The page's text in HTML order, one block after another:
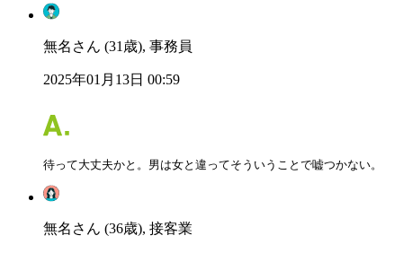
無名さん (31歳), 事務員
2025年01月13日 00:59
待って大丈夫かと。男は女と違ってそういうことで嘘つかない。
無名さん (36歳), 接客業